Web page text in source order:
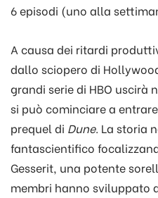
6 episodi (uno alla
A causa dei ritardi
dallo sciopero di
grandi serie di HBO uscirà
si può cominciare a
prequel di Dune. La storia
fantascientifico
Gesserit, una potente
membri hanno sviluppato